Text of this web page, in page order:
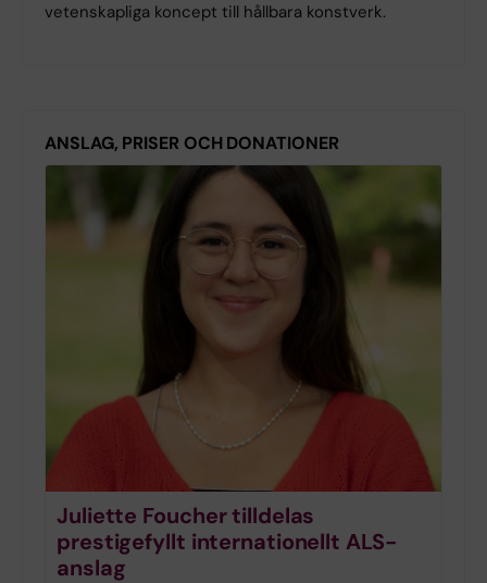
vetenskapliga koncept till hållbara konstverk.
ANSLAG, PRISER OCH DONATIONER
Juliette Foucher tilldelas
prestigefyllt internationellt ALS-
anslag